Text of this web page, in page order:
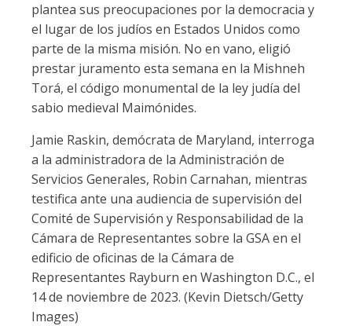
plantea sus preocupaciones por la democracia y
el lugar de los judíos en Estados Unidos como
parte de la misma misión. No en vano, eligió
prestar juramento esta semana en la Mishneh
Torá, el código monumental de la ley judía del
sabio medieval Maimónides.
Jamie Raskin, demócrata de Maryland, interroga
a la administradora de la Administración de
Servicios Generales, Robin Carnahan, mientras
testifica ante una audiencia de supervisión del
Comité de Supervisión y Responsabilidad de la
Cámara de Representantes sobre la GSA en el
edificio de oficinas de la Cámara de
Representantes Rayburn en Washington D.C., el
14 de noviembre de 2023. (Kevin Dietsch/Getty
Images)